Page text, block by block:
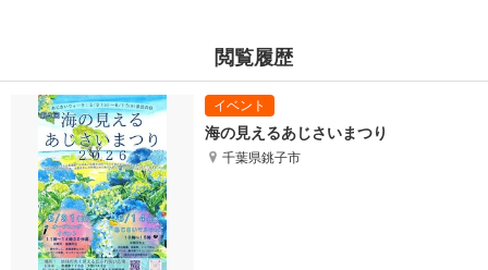
閲覧履歴
海の見えるあじさいまつり
千葉県銚子市